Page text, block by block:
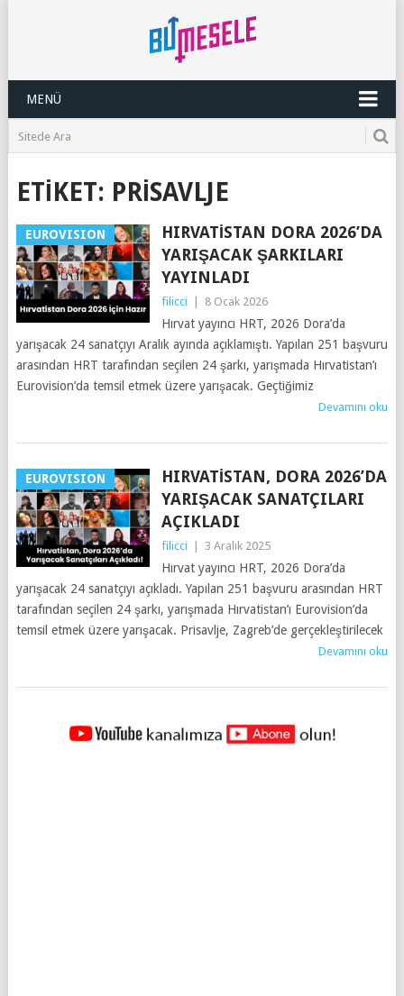
MENÜ
ETIKET: PRISAVLJE
EUROVISION
HIRVATISTAN DORA 2026’DA
YARIŞACAK ŞARKILARI
YAYINLADI
filicci 8 Ocak 2026
Hırvat yayıncı HRT, 2026 Dora’da
yarışacak 24 sanatçıyı Aralık ayında açıklamıştı. Yapılan 251 başvuru
arasından HRT tarafından seçilen 24 şarkı, yarışmada Hırvatistan’ı
Eurovision’da temsil etmek üzere yarışacak. Geçtiğimiz
Devamını oku
EUROVISION
HIRVATISTAN, DORA 2026’DA
YARIŞACAK SANATÇILARI
AÇIKLADI
filicci 3 Aralık 2025
Hırvat yayıncı HRT, 2026 Dora’da
yarışacak 24 sanatçıyı açıkladı. Yapılan 251 başvuru arasından HRT
tarafından seçilen 24 şarkı, yarışmada Hırvatistan’ı Eurovision’da
temsil etmek üzere yarışacak. Prisavlje, Zagreb’de gerçekleştirilecek
Devamını oku
YAZILAR